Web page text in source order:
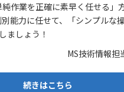
作業を正確に素早く任せる」
能力に任せて、「シンプルな操
ましょう！
MS技術情報担
続きはこちら